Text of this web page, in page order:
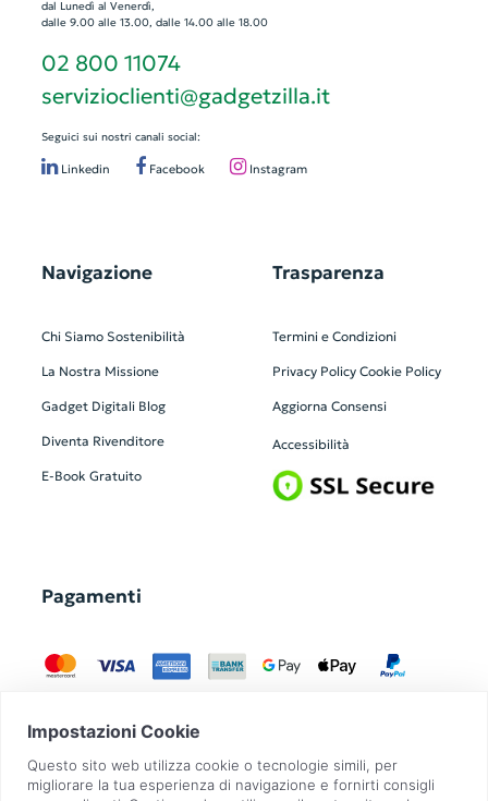
dal Lunedì al Venerdì,
dalle 9.00 alle 13.00, dalle 14.00 alle 18.00
02 800 11074
servizioclienti@gadgetzilla.it
Seguici sui nostri canali social:
Linkedin Facebook Instagram
Navigazione
Chi Siamo Sostenibilità
La Nostra Missione
Gadget Digitali Blog
Diventa Rivenditore
E-Book Gratuito
Trasparenza
Termini e Condizioni
Privacy Policy Cookie Policy
Aggiorna Consensi
Accessibilità
Pagamenti